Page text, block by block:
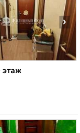
›
этаж